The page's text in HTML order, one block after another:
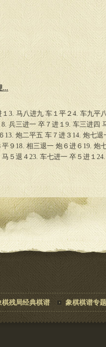
...
3. 马八进九 车１平２4. 车九平
兵三进一 卒７进１9. 车三进四
13. 炮二平五 车７进３14. 炮七
９18. 相三退一 炮６进６19. 炮
５退４23. 车七进一 卒５进１
棋残局经典棋谱 象棋棋谱专题